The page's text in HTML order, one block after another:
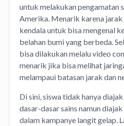
untuk melakukan pengamatan
Amerika. Menarik karena
kendala untuk bisa mengenal
belahan bumi yang berbeda.
bisa dilakukan melalu video
menarik jika bisa melihat
melampaui batasan jarak dan
Di sini, siswa tidak hanya
dasar-dasar sains namun
dalam kampanye langit gelap.